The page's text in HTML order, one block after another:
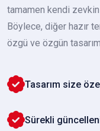
tamamen kendi
Böylece, diğer hazır
özgü ve özgün
Tasarım size
Sürekli